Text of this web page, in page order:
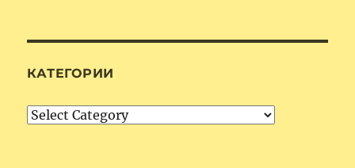
КАТЕГОРИИ
Категории